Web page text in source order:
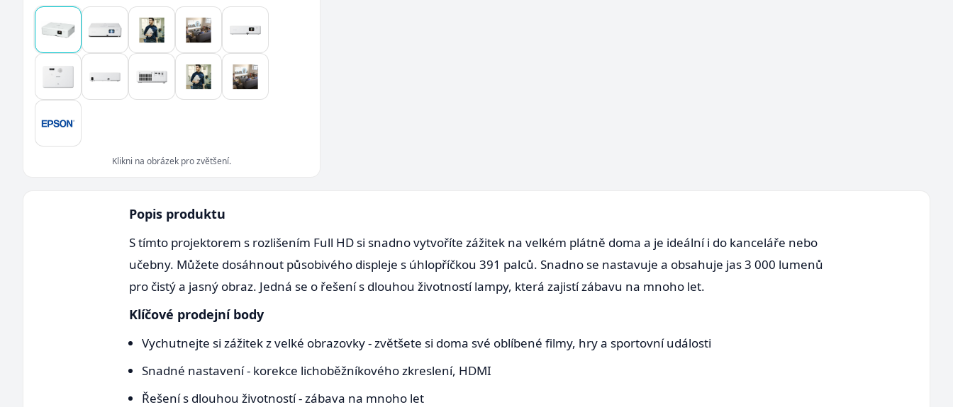
Klikni na obrázek pro zvětšení.
Popis produktu
S tímto projektorem s rozlišením Full HD si snadno vytvoříte zážitek na velkém plátně doma a je ideální i do kanceláře nebo
učebny. Můžete dosáhnout působivého displeje s úhlopříčkou 391 palců. Snadno se nastavuje a obsahuje jas 3 000 lumenů
pro čistý a jasný obraz. Jedná se o řešení s dlouhou životností lampy, která zajistí zábavu na mnoho let.
Klíčové prodejní body
Vychutnejte si zážitek z velké obrazovky - zvětšete si doma své oblíbené filmy, hry a sportovní události
Snadné nastavení - korekce lichoběžníkového zkreslení, HDMI
Řešení s dlouhou životností - zábava na mnoho let